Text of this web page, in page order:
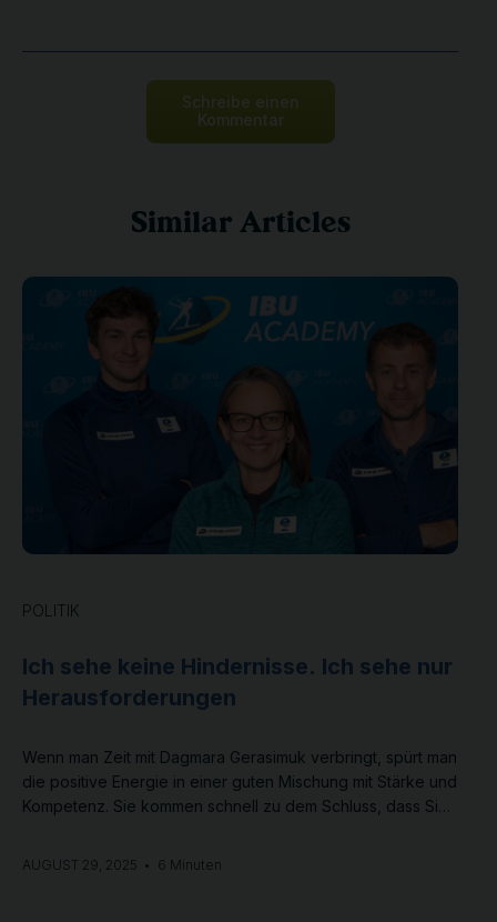
Schreibe einen
Kommentar
POLITIK
Ich sehe keine Hindernisse. Ich sehe nur
Herausforderungen
Wenn man Zeit mit Dagmara Gerasimuk verbringt, spürt man
die positive Energie in einer guten Mischung mit Stärke und
Kompetenz. Sie kommen schnell zu dem Schluss, dass Sie
AUGUST 29, 2025 • 6 Minuten